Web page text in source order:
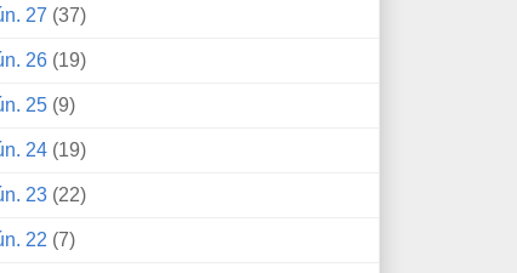
27 (37)
26 (19)
25 (9)
24 (19)
23 (22)
22 (7)